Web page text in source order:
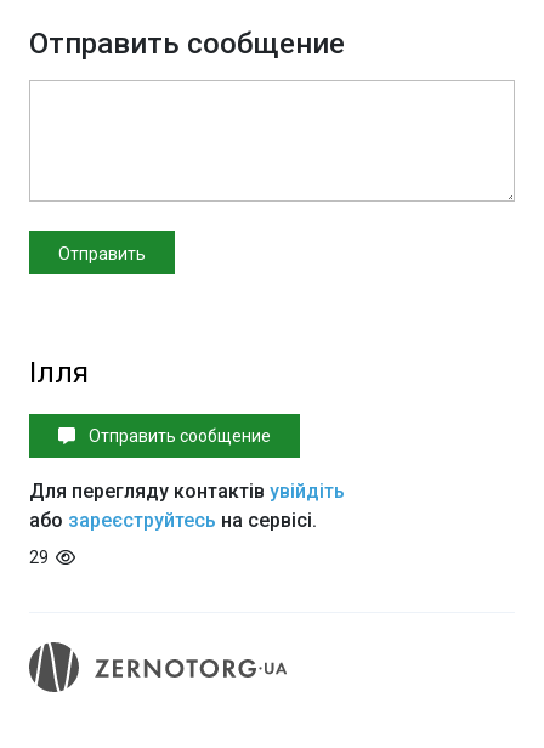
Отправить сообщение
Ілля
Отправить сообщение
Для перегляду контактів увійдіть
або зареєструйтесь на сервісі.
29